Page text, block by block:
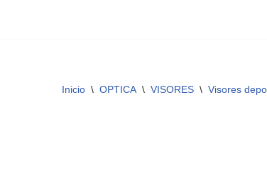
Inicio \ OPTICA \ VISORES \ Visores